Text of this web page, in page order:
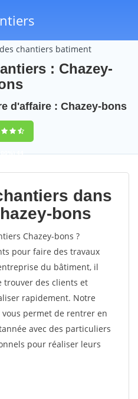
chantiers batiment
: Chazey-
d'affaire : Chazey-bons
44
dans
bons
Chazey-bons ?
pour faire des travaux
du bâtiment, il
trouver des clients et
rapidement. Notre
permet de rentrer en
avec des particuliers
pour réaliser leurs